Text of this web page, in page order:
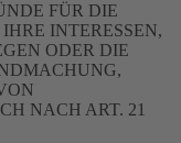
FÜR DIE
INTERESSEN,
ODER DIE
NACH ART. 21